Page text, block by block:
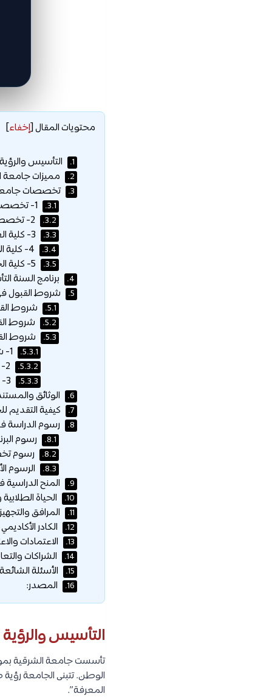
محتويات المقال[إخفاء]
1. التأسيس
2. مميزات
3. تخصصات
3.1.
3.2.
3.3.
3.4.
3.5.
4. برنامج السنة
5. شروط القبول
5.1. شروط
5.2. شروط
5.3. شروط
5.3.1.
5.3.2.
5.3.3.
6. الوثائق
7. كيفية التقديم
8. رسوم
8.1. رسوم
8.2. رسوم
8.3. الرسوم
9. المنح
10. الحياة
11. المرافق
12. الكادر
13. الاعتمادات
14. الشراكات
15. الأسئلة
16. المصدر:
التأسيس والرؤية
تأسست جامعة الشرقية
الوطن. تتبنى الجامعة
المعرفة”.